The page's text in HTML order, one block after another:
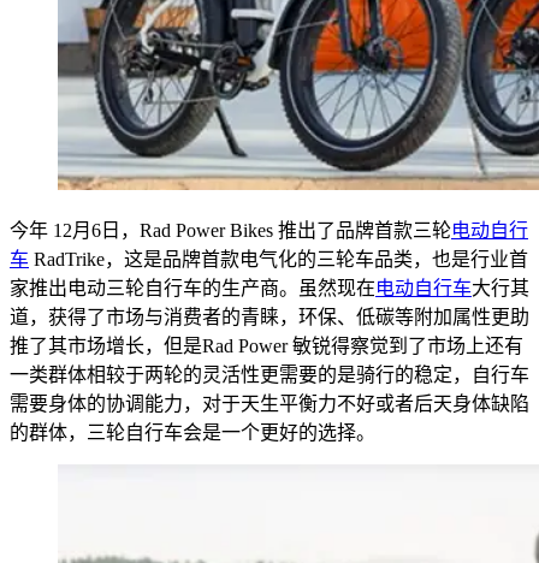
今年 12月6日，Rad Power Bikes 推出了品牌首款三轮电动自行
车 RadTrike，这是品牌首款电气化的三轮车品类，也是行业首
家推出电动三轮自行车的生产商。虽然现在电动自行车大行其
道，获得了市场与消费者的青睐，环保、低碳等附加属性更助
推了其市场增长，但是Rad Power 敏锐得察觉到了市场上还有
一类群体相较于两轮的灵活性更需要的是骑行的稳定，自行车
需要身体的协调能力，对于天生平衡力不好或者后天身体缺陷
的群体，三轮自行车会是一个更好的选择。